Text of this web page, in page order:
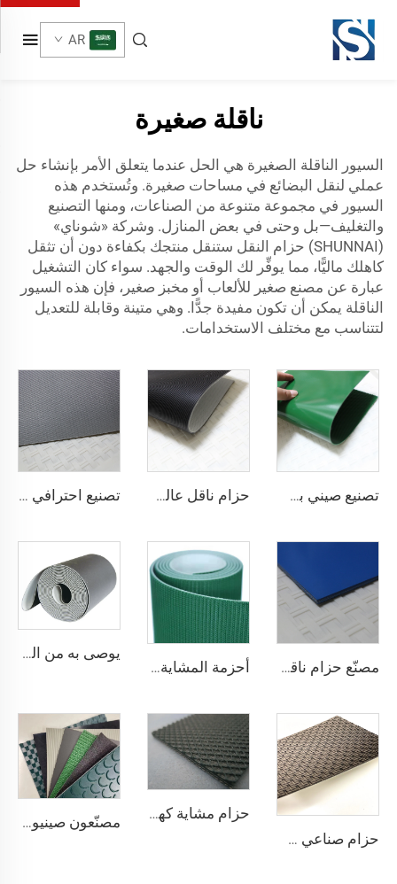
AR
ناقلة صغيرة
السيور الناقلة الصغيرة هي الحل عندما يتعلق الأمر بإنشاء حل
عملي لنقل البضائع في مساحات صغيرة. وتُستخدم هذه
السيور في مجموعة متنوعة من الصناعات، ومنها التصنيع
والتغليف—بل وحتى في بعض المنازل. وشركة «شوناي»
(SHUNNAI)
حزام النقل ستنقل منتجك بكفاءة دون أن تثقل
كاهلك ماليًّا، مما يوفِّر لك الوقت والجهد. سواء كان التشغيل
عبارة عن مصنع صغير للألعاب أو مخبز صغير، فإن هذه السيور
الناقلة يمكن أن تكون مفيدة جدًّا. وهي متينة وقابلة للتعديل
لتتناسب مع مختلف الاستخدامات.
تصنيع صيني بسعر تنافسي لحزام ناقل من مادة PVC حزام ناقل عالي الجودة من القماش المضاد للكهرباء الساكنة بلون أسود بسماكة 2 مم من مادة PVC للنقل اللوجستي مباشرة من المصنع تصنيع احترافي لأحزمة نقل لوجستية من مادة PVC من أجل فرز وتوزيع فعال في صناعات المطاعم
مصنّع حزام ناقل مضاد للكهرباء الساكنة ومضاد للالتصاق لمطاعم المخابز والحلويات أحزمة المشاية بسعر المصنع من شوناي، سمك 1.6 مم، حزام مشاية أسود من مادة PVC، حزام ماكينة مشي
يوصى به من المصنّع: كونتر دفع في السوبرماركت مزود بسيور نقل، سيور نقل ذات استقرار عالي في السرعة، من مادة البولي يوريثان (PU)
حزام صناعي صيني لتتبع وتلميع الحزام الناقل الماسي من مادة PVC
حزام مشاية كهربائية من البلاستيك PVC عالي الجودة من مورد صيني، ناعم وهادئ ومطاطي ويظل مستقرًا ومقاومًا للانزلاق مصنّعون صينيون لمصانع التصنيع حسب الطلب لأنواع pu وpvc وpvk من أحزمة النقل البوليسترية